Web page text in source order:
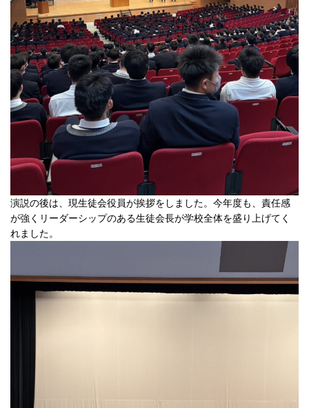
演説の後は、現生徒会役員が挨拶をしました。今年度も、責任感
が強くリーダーシップのある生徒会長が学校全体を盛り上げてく
れました。